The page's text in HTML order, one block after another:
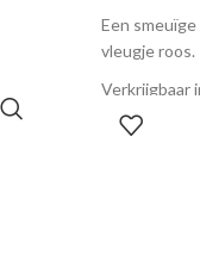
Een
vleugje roos.
Verkrijgbaar